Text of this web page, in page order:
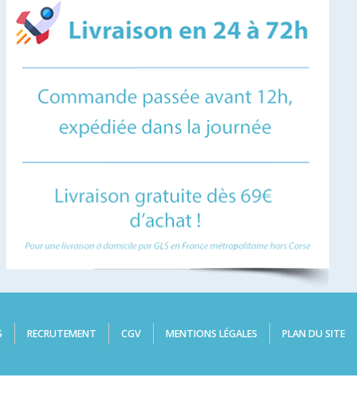
RECRUTEMENT CGV MENTIONS LÉGALES PLAN DU SITE